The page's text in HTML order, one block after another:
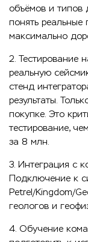
объёмов и типов
понять реальные
максимально
2. Тестирование
реальную
стенд
результаты.
покупке. Это
тестирование,
за 8 млн.
3. Интеграция с
Подключение к
Petrel/Kingdom/
геологов и
4. Обучение